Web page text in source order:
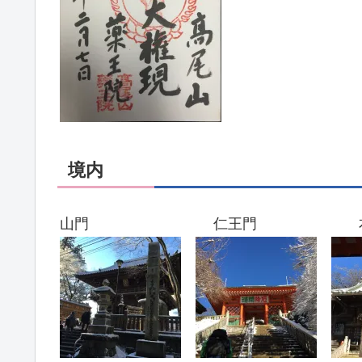
境内
山門 仁王門 本